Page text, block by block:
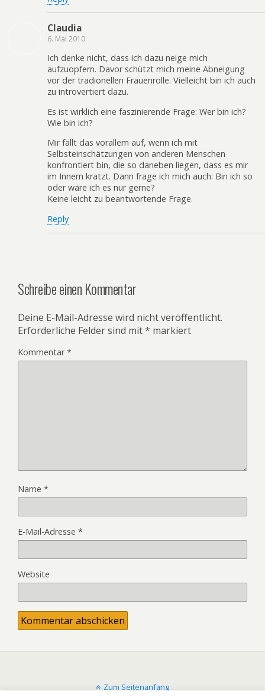
Claudia
6. Mai 2010
Ich denke nicht, dass ich dazu neige mich
aufzuopfern. Davor schützt mich meine Abneigung
vor der tradionellen Frauenrolle. Vielleicht bin ich auch
zu introvertiert dazu.
Es ist wirklich eine faszinierende Frage: Wer bin ich?
Wie bin ich?
Mir fällt das vorallem auf, wenn ich mit
Selbsteinschätzungen von anderen Menschen
konfrontiert bin, die so daneben liegen, dass es mir
im Innern kratzt. Dann frage ich mich auch: Bin ich so
oder wäre ich es nur gerne?
Keine leicht zu beantwortende Frage.
Reply
Schreibe einen Kommentar
Deine E-Mail-Adresse wird nicht veröffentlicht.
Erforderliche Felder sind mit* markiert
Kommentar*
Name *
E-Mail-Adresse *
Website
Zum Seitenanfang